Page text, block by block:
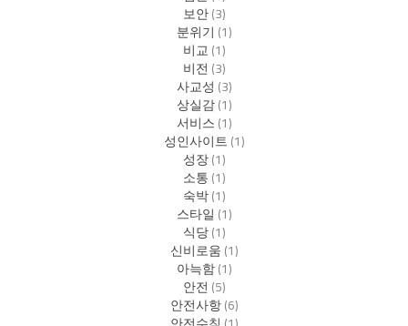
보안(3)
분위기 (1)
비교(1)
비전(3)
사교성 (3)
상실감(1)
서비스(1)
성인사이트(1)
성장(1)
소통(1)
숙박(1)
스타일 (1)
식당(1)
신비로움(1)
아늑함(1)
안전(5)
안전사항(6)